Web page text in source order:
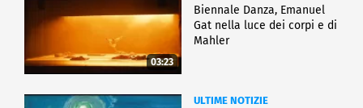
03:23
Biennale Danza, Emanuel
Gat nella luce dei corpi e di
Mahler
ULTIME NOTIZIE